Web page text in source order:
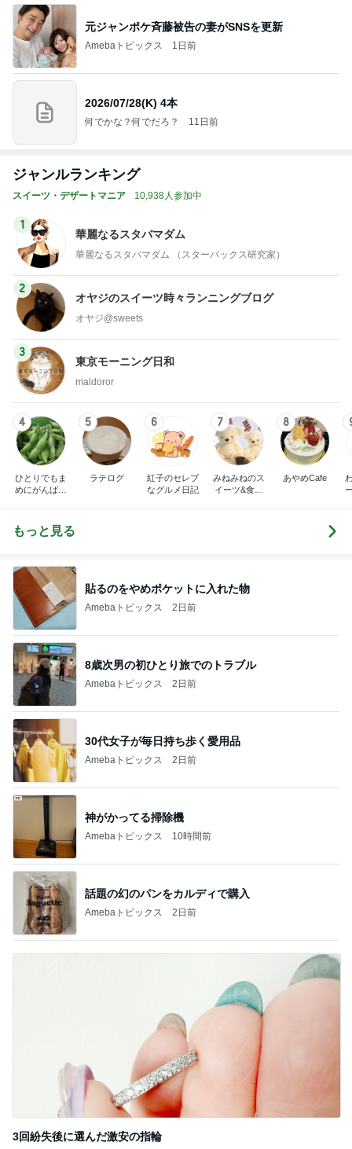
元ジャンポケ斉藤被告の妻がSNSを更新
Amebaトピックス 1日前
2026/07/28(K) 4本
何でかな？何でだろ？ 11日前
ジャンルランキング
スイーツ・デザートマニア 10,938人参加中
1
華麗なるスタバマダム
華麗なるスタバマダム （スターバックス研究家）
2
オヤジのスイーツ時々ランニングブログ
オヤジ@sweets
3
東京モーニング日和
maldoror
4
ひとりでもま
めにがんばる
5
ラテログ
6
紅子のセレブ
なグルメ日記
7
みねみねのス
イーツ&食パ
8
あやめCafe
もっと見る
貼るのをやめポケットに入れた物
Amebaトピックス 2日前
8歳次男の初ひとり旅でのトラブル
Amebaトピックス 2日前
30代女子が毎日持ち歩く愛用品
Amebaトピックス 2日前
神がかってる掃除機
Amebaトピックス 10時間前
話題の幻のパンをカルディで購入
Amebaトピックス 2日前
3回紛失後に選んだ激安の指輪